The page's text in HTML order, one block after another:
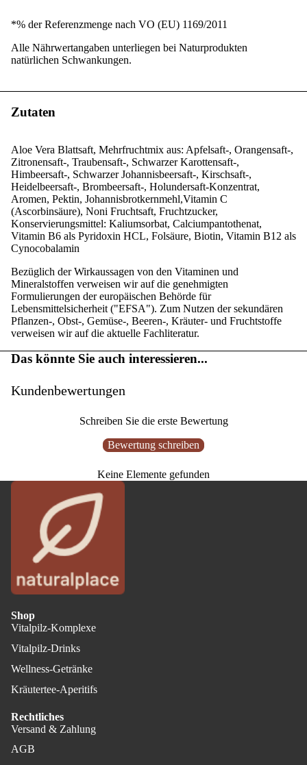
*% der Referenzmenge nach VO (EU) 1169/2011
Alle Nährwertangaben unterliegen bei Naturprodukten
natürlichen Schwankungen.
Zutaten
Aloe Vera Blattsaft, Mehrfruchtmix aus: Apfelsaft-, Orangensaft-,
Zitronensaft-, Traubensaft-, Schwarzer Karottensaft-,
Himbeersaft-, Schwarzer Johannisbeersaft-, Kirschsaft-,
Heidelbeersaft-, Brombeersaft-, Holundersaft-Konzentrat,
Aromen, Pektin, Johannisbrotkernmehl,Vitamin C
(Ascorbinsäure), Noni Fruchtsaft, Fruchtzucker,
Konservierungsmittel: Kaliumsorbat, Calciumpantothenat,
Vitamin B6 als Pyridoxin HCL, Folsäure, Biotin, Vitamin B12 als
Cynocobalamin
Bezüglich der Wirkaussagen von den Vitaminen und
Mineralstoffen verweisen wir auf die genehmigten
Formulierungen der europäischen Behörde für
Lebensmittelsicherheit ("EFSA"). Zum Nutzen der sekundären
Pflanzen-, Obst-, Gemüse-, Beeren-, Kräuter- und Fruchtstoffe
verweisen wir auf die aktuelle Fachliteratur.
Das könnte Sie auch interessieren...
Kundenbewertungen
Schreiben Sie die erste Bewertung
Bewertung schreiben
Keine Elemente gefunden
Shop
Vitalpilz-Komplexe
Vitalpilz-Drinks
Wellness-Getränke
Kräutertee-Aperitifs
Rechtliches
Versand & Zahlung
AGB